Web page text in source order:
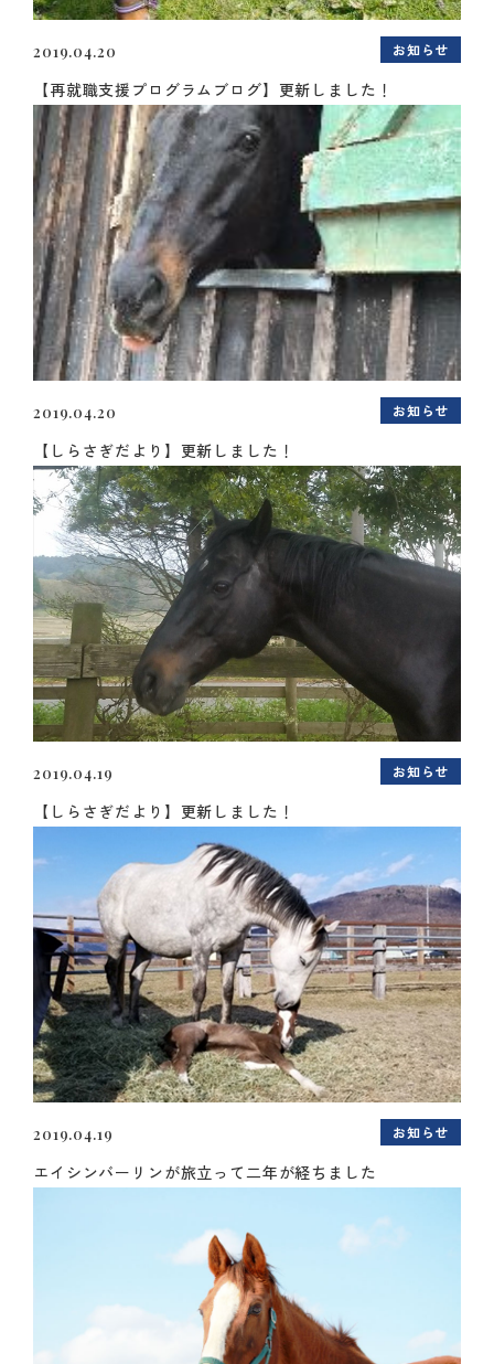
2019.04.20 お知らせ
【再就職支援プログラムブログ】更新しました！
2019.04.20 お知らせ
【しらさぎだより】更新しました！
2019.04.19 お知らせ
【しらさぎだより】更新しました！
2019.04.19 お知らせ
エイシンバーリンが旅立って二年が経ちました